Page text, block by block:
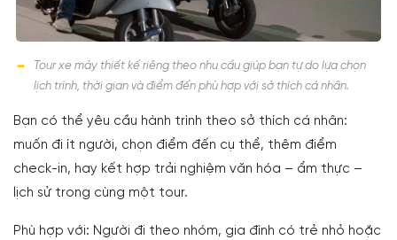
Tour xe máy thiết kế riêng theo nhu cầu giúp bạn tự do lựa chọn
lịch trình, thời gian và điểm đến phù hợp với sở thích cá nhân.
Bạn có thể yêu cầu hành trình theo sở thích cá nhân:
muốn đi ít người, chọn điểm đến cụ thể, thêm điểm
check-in, hay kết hợp trải nghiệm văn hóa – ẩm thực –
lịch sử trong cùng một tour.
Phù hợp với: Người đi theo nhóm, gia đình có trẻ nhỏ hoặc